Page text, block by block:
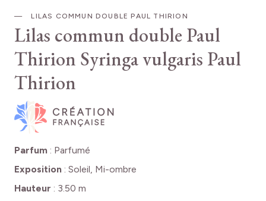
LILAS COMMUN DOUBLE PAUL THIRION
Lilas commun double Paul
Thirion Syringa vulgaris Paul
Thirion
Parfum : Parfumé
Exposition : Soleil, Mi-ombre
Hauteur : 3.50 m